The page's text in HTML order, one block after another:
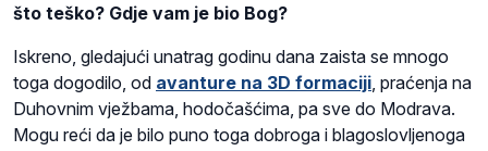
što teško? Gdje vam je bio Bog?
Iskreno, gledajući unatrag godinu dana zaista se mnogo
toga dogodilo, od avanture na 3D formaciji , praćenja na
Duhovnim vježbama, hodočašćima, pa sve do Modrava.
Mogu reći da je bilo puno toga dobroga i blagoslovljenoga